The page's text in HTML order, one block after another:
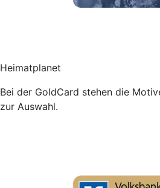
Heimatplanet
Bei der GoldCard stehen die
zur Auswahl.